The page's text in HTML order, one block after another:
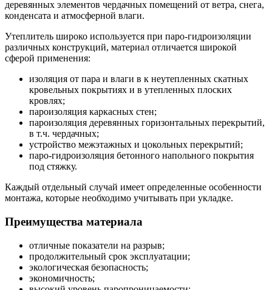
деревянных элементов чердачных помещений от ветра, снега,
конденсата и атмосферной влаги.
Утеплитель широко используется при паро-гидроизоляции
различных конструкций, материал отличается широкой
сферой применения:
изоляция от пара и влаги в к неутепленных скатных
кровельных покрытиях и в утепленных плоских
кровлях;
пароизоляция каркасных стен;
пароизоляция деревянных горизонтальных перекрытий,
в т.ч. чердачных;
устройство межэтажных и цокольных перекрытий;
паро-гидроизоляция бетонного напольного покрытия
под стяжку.
Каждый отдельный случай имеет определенные особенности
монтажа, которые необходимо учитывать при укладке.
Преимущества материала
отличные показатели на разрыв;
продолжительный срок эксплуатации;
экологическая безопасность;
экономичность;